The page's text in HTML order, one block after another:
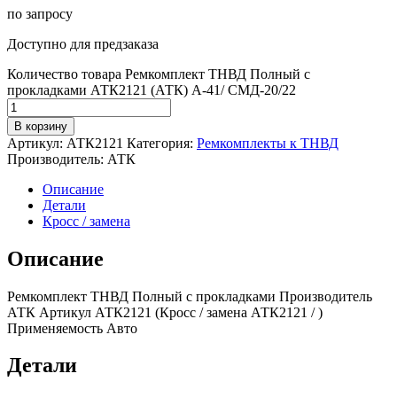
по запросу
Доступно для предзаказа
Количество товара Ремкомплект ТНВД Полный с
прокладками АТК2121 (АТК) А-41/ СМД-20/22
В корзину
Артикул: АТК2121 Категория: Ремкомплекты к ТНВД
Производитель: АТК
Описание
Детали
Кросс / замена
Описание
Ремкомплект ТНВД Полный с прокладками Производитель
АТК Артикул АТК2121 (Кросс / замена АТК2121 / )
Применяемость Авто
Детали